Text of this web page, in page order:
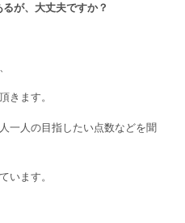
が、大丈夫ですか？
きます。
一人の目指したい点数などを聞
います。